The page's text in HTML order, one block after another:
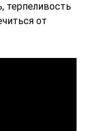
терпеливость
от